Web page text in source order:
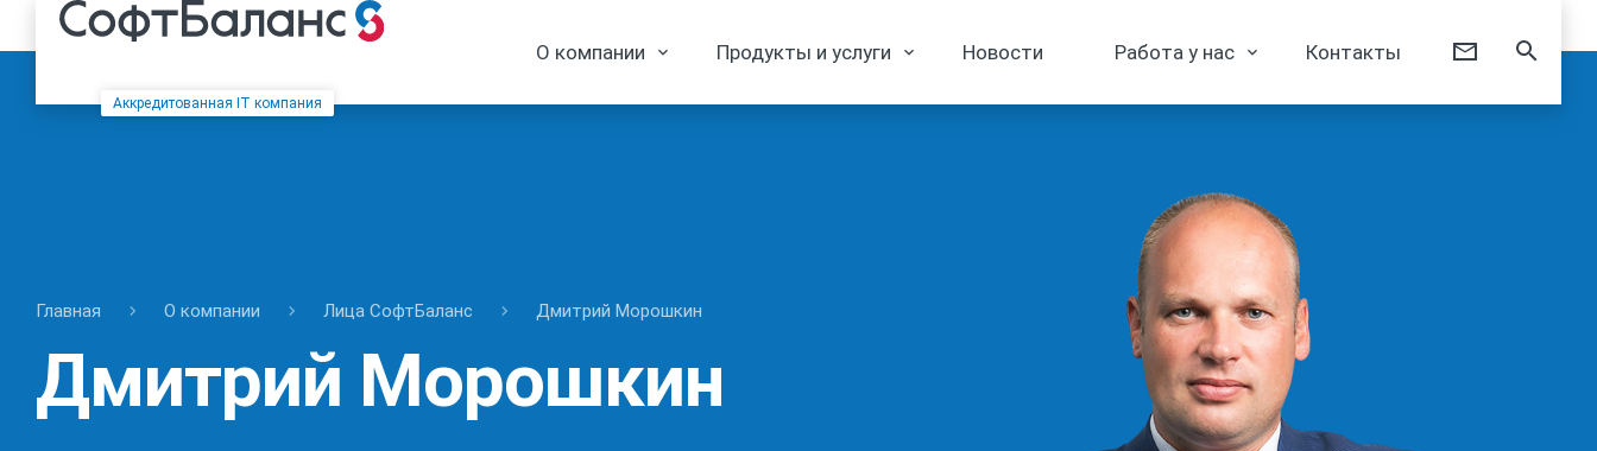
Аккредитованная IT компания
О компании Продукты и услуги Новости Работа у нас Контакты
Главная О компании Лица СофтБаланс Дмитрий Морошкин
Дмитрий Морошкин